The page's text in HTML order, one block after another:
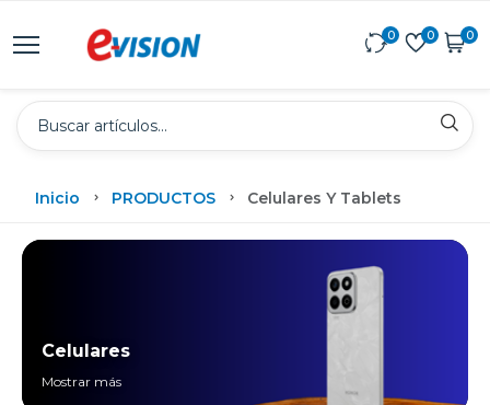
0 0 0
Inicio PRODUCTOS Celulares Y Tablets
Celulares
Mostrar más